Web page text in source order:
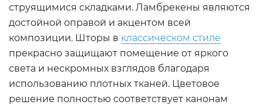
струящимися складками. Ламбрекены являются
достойной оправой и акцентом всей
композиции. Шторы в классическом стиле
прекрасно защищают помещение от яркого
света и нескромных взглядов благодаря
использованию плотных тканей. Цветовое
решение полностью соответствует канонам